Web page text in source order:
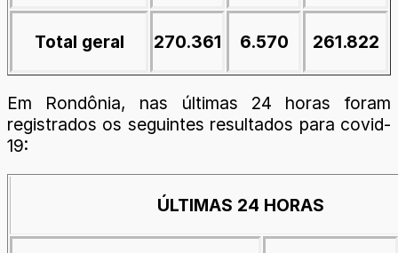
Total geral 270.361 6.570 261.822
Em Rondônia, nas últimas 24 horas foram
registrados os seguintes resultados para covid-
19:
ÚLTIMAS 24 HORAS